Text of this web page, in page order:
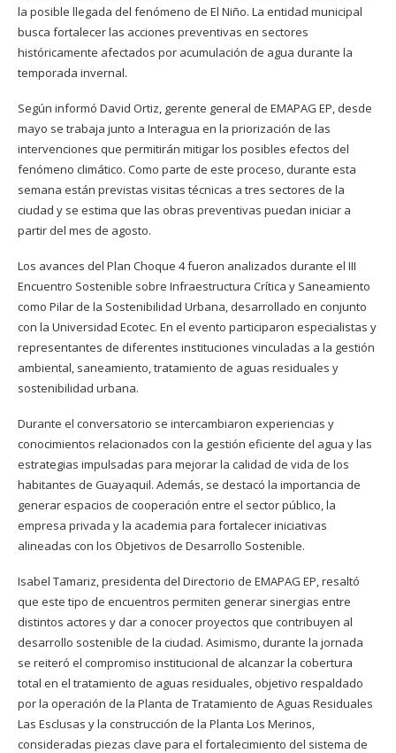
la posible llegada del fenómeno de El Niño. La entidad municipal
busca fortalecer las acciones preventivas en sectores
históricamente afectados por acumulación de agua durante la
temporada invernal.
Según informó David Ortiz, gerente general de EMAPAG EP, desde
mayo se trabaja junto a Interagua en la priorización de las
intervenciones que permitirán mitigar los posibles efectos del
fenómeno climático. Como parte de este proceso, durante esta
semana están previstas visitas técnicas a tres sectores de la
ciudad y se estima que las obras preventivas puedan iniciar a
partir del mes de agosto.
Los avances del Plan Choque 4 fueron analizados durante el III
Encuentro Sostenible sobre Infraestructura Crítica y Saneamiento
como Pilar de la Sostenibilidad Urbana, desarrollado en conjunto
con la Universidad Ecotec. En el evento participaron especialistas y
representantes de diferentes instituciones vinculadas a la gestión
ambiental, saneamiento, tratamiento de aguas residuales y
sostenibilidad urbana.
Durante el conversatorio se intercambiaron experiencias y
conocimientos relacionados con la gestión eficiente del agua y las
estrategias impulsadas para mejorar la calidad de vida de los
habitantes de Guayaquil. Además, se destacó la importancia de
generar espacios de cooperación entre el sector público, la
empresa privada y la academia para fortalecer iniciativas
alineadas con los Objetivos de Desarrollo Sostenible.
Isabel Tamariz, presidenta del Directorio de EMAPAG EP, resaltó
que este tipo de encuentros permiten generar sinergias entre
distintos actores y dar a conocer proyectos que contribuyen al
desarrollo sostenible de la ciudad. Asimismo, durante la jornada
se reiteró el compromiso institucional de alcanzar la cobertura
total en el tratamiento de aguas residuales, objetivo respaldado
por la operación de la Planta de Tratamiento de Aguas Residuales
Las Esclusas y la construcción de la Planta Los Merinos,
consideradas piezas clave para el fortalecimiento del sistema de